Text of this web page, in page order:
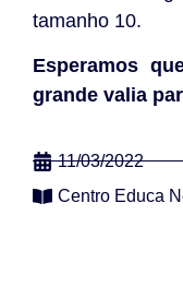
tamanho 10.
Esperamos
grande valia
11/03/2022
Centro Educa